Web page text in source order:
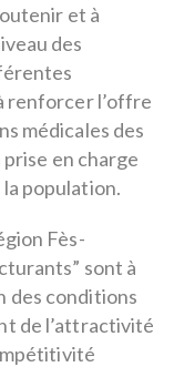
et à
des
renforcer l’offre
médicales des
en charge
population.
Fès-
sont à
des conditions
de l’attractivité